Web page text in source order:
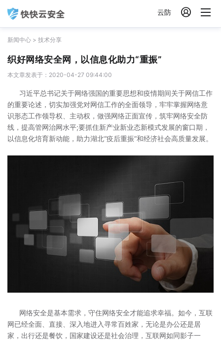
云防 
新闻中心 > 技术分享
织好网络安全网，以信息化助力“重振”
本文章发表于：2020-04-27 09:44:00
习近平总书记关于网络强国的重要思想和疫情期间关于网信工作
的重要论述，切实加强党对网信工作的全面领导，牢牢掌握网络意
识形态工作领导权、主动权，做强网络正面宣传，筑牢网络安全防
线，提高管网治网水平;要抓住新产业新业态新模式发展的窗口期，
以信息化培育新动能，助力湖北“疫后重振”和经济社会高质量发展。
网络安全是基本需求，守住网络安全才能追求幸福。如今，互联
网已经全面、直接、深入地进入寻常百姓家，无论是办公还是居
家，出行还是餐饮，国家建设还是社会治理，互联网如同影子一